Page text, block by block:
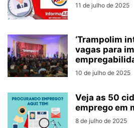
11 de julho de 2025
‘Trampolim
vagas para
10 de julho de 2025
Veja as 50
emprego em
8 de julho de 2025